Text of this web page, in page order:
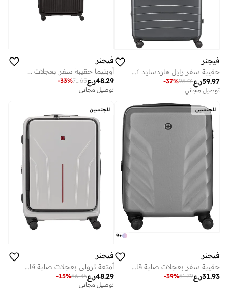
فيجنر
حقيبة سفر رايل هاردسايد ٨٢ سم رمادي
ر.ع59.97
95.01
-37%
توصيل مجاني
فيجنر
أوبتيما حقيبة سفر بعجلات 84 سم أسود
ر.ع48.29
71.65
-33%
توصيل مجاني
للجنسين
+
9
فيجنر
حقيبة سفر بعجلات صلبة قابلة للتوسيع سم رمادي
ر.ع31.93
51.79
-39%
للجنسين
فيجنر
أمتعة ترولي بعجلات صلبة قابلة للتوسيع من أمبليكس سم فضي
ر.ع48.29
56.46
-15%
توصيل مجاني